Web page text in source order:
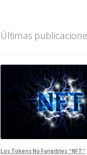
Últimas
Los Tokens No Fungibles “NFT”